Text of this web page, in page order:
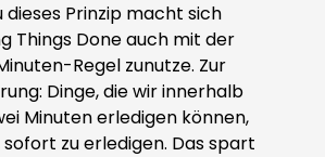
dieses Prinzip macht sich
Things Done auch mit der
Regel zunutze. Zur
Dinge, die wir innerhalb
Minuten erledigen können,
sofort zu erledigen. Das spart